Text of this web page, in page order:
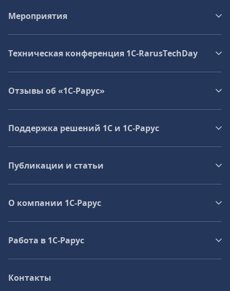
Мероприятия
Техническая конференция 1C‑RarusTechDay
Отзывы об «1С-Рарус»
Поддержка решений 1С и 1С‑Рарус
Публикации и статьи
О компании 1C-Рарус
Работа в 1С‑Рарус
Контакты